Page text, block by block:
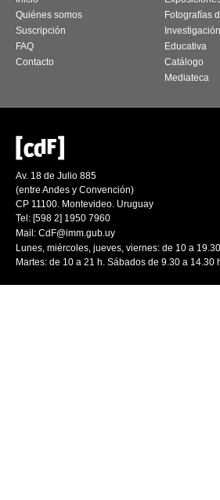
Quiénes somos
Suscripción
FAQ
Contacto
Fotografías
Investigación
Educativa
Catálogo
Mediateca
Av. 18 de Julio 885
(entre Andes y Convención)
CP 11100. Montevideo. Uruguay
Tel: [598 2] 1950 7960
Mail: CdF@imm.gub.uy
Lunes, miércoles, jueves, viernes: de 10 a
Martes: de 10 a 21 h. Sábados de 9.30 a 14.30